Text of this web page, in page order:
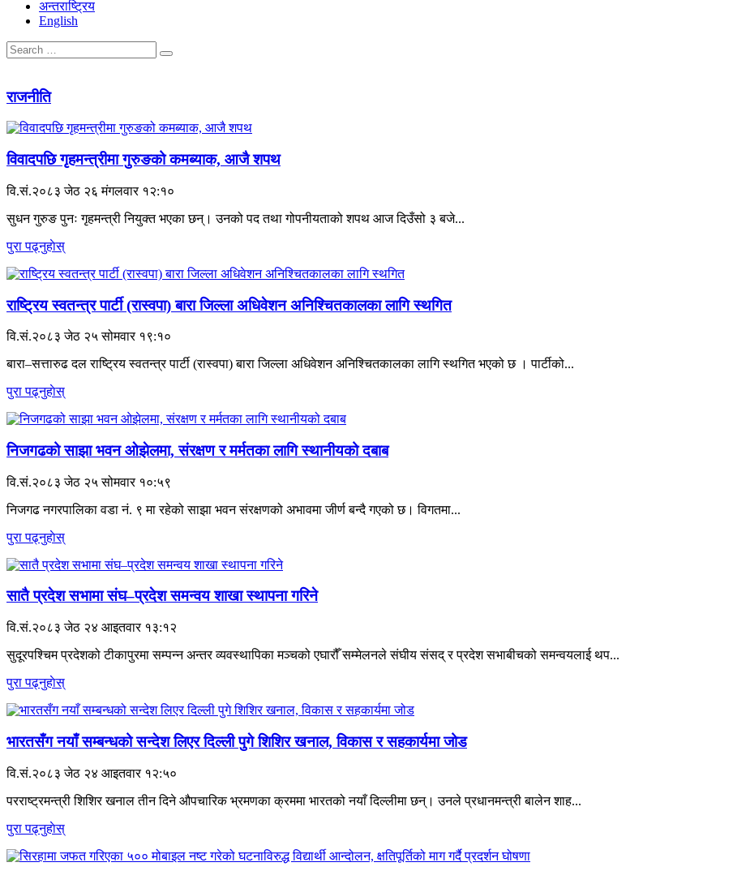
अन्तराष्ट्रिय
English
राजनीति
विवादपछि गृहमन्त्रीमा गुरुङको कमब्याक, आजै शपथ
वि.सं.२०८३ जेठ २६ मंगलवार १२:१०
सुधन गुरुङ पुनः गृहमन्त्री नियुक्त भएका छन्। उनको पद तथा गोपनीयताको शपथ आज दिउँसो ३ बजे...
पुरा पढ्नुहाेस्
राष्ट्रिय स्वतन्त्र पार्टी (रास्वपा) बारा जिल्ला अधिवेशन अनिश्चितकालका लागि स्थगित
वि.सं.२०८३ जेठ २५ सोमवार १९:१०
बारा–सत्तारुढ दल राष्ट्रिय स्वतन्त्र पार्टी (रास्वपा) बारा जिल्ला अधिवेशन अनिश्चितकालका लागि स्थगित भएको छ । पार्टीको...
पुरा पढ्नुहाेस्
निजगढको साझा भवन ओझेलमा, संरक्षण र मर्मतका लागि स्थानीयको दबाब
वि.सं.२०८३ जेठ २५ सोमवार १०:५९
निजगढ नगरपालिका वडा नं. ९ मा रहेको साझा भवन संरक्षणको अभावमा जीर्ण बन्दै गएको छ। विगतमा...
पुरा पढ्नुहाेस्
सातै प्रदेश सभामा संघ–प्रदेश समन्वय शाखा स्थापना गरिने
वि.सं.२०८३ जेठ २४ आइतवार १३:१२
सुदूरपश्चिम प्रदेशको टीकापुरमा सम्पन्न अन्तर व्यवस्थापिका मञ्चको एघारौँ सम्मेलनले संघीय संसद् र प्रदेश सभाबीचको समन्वयलाई थप...
पुरा पढ्नुहाेस्
भारतसँग नयाँ सम्बन्धको सन्देश लिएर दिल्ली पुगे शिशिर खनाल, विकास र सहकार्यमा जोड
वि.सं.२०८३ जेठ २४ आइतवार १२:५०
परराष्ट्रमन्त्री शिशिर खनाल तीन दिने औपचारिक भ्रमणका क्रममा भारतको नयाँ दिल्लीमा छन्। उनले प्रधानमन्त्री बालेन शाह...
पुरा पढ्नुहाेस्